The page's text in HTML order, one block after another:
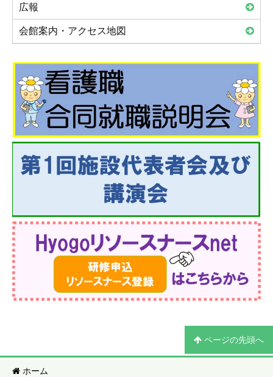
広報
会館案内・アクセス地図
ページの先頭へ
ホーム